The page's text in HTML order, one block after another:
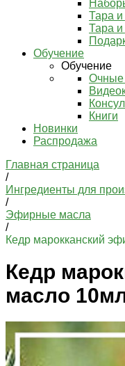
Тара и
Тара
Обучение
Обучение
Очные
Книги
Новинки
Распродажа
Главная страница
/
Ингредиенты для
/
Эфирные масла
/
Кедр марокканский
Кедр
масло